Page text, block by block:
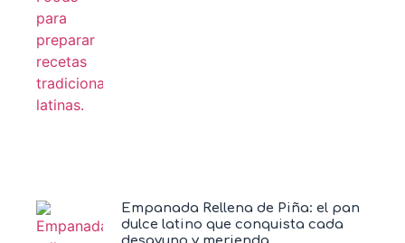
Empanada Rellena de Piña: el pan
dulce latino que conquista cada